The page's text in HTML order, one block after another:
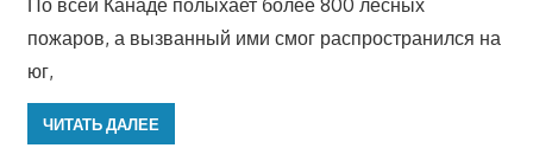
По всей Канаде полыхает более 800 лесных
пожаров, а вызванный ими смог распространился на
юг,
ЧИТАТЬ ДАЛЕЕ